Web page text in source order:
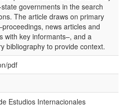
governments in the search
The article draws on primary
news articles and
with key informants–, and a
bibliography to provide context.
pdf
Estudios Internacionales